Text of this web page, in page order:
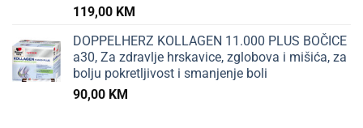
119,00 KM
DOPPELHERZ KOLLAGEN 11.000 PLUS BOČICE
a30, Za zdravlje hrskavice, zglobova i mišića, za
bolju pokretljivost i smanjenje boli
90,00 KM